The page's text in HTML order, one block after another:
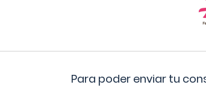
Para poder enviar tu